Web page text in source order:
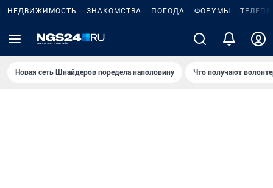
НЕДВИЖИМОСТЬ ЗНАКОМСТВА ПОГОДА ФОРУМЫ
Новая сеть Шнайдеров поредела наполовину Что получают